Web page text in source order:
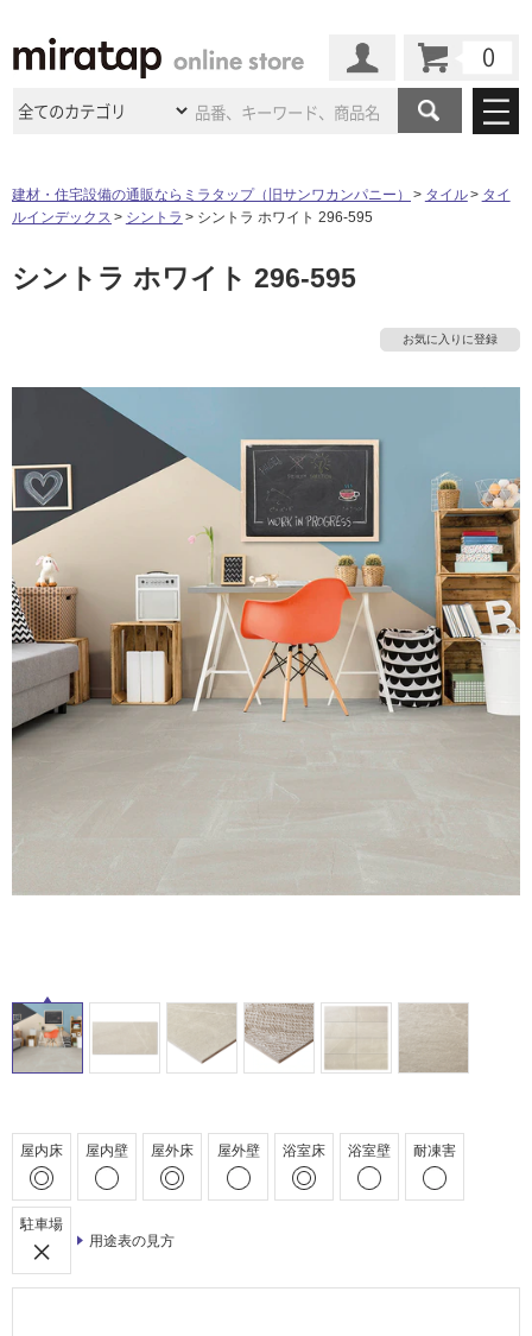
商品カテゴリ
キッチン
トイレ
扉
エクステリア（外構）
フローリング・
収納 インテリア・ 家具
照明 ペット用品
内装用建材 パネル・壁材
ロートアイアン 天然石・石材
メンテナンス・ 施工材
施工事例
施工事例 法人案件納入事例
インタビュー
店舗・施設事例
ショールーム
ショールーム
ショールーム
名古屋 ショールーム 京都ショールーム
福岡ショールーム 札幌スマート
ショールー
ム
横浜スマートショールー
ム
ウェルビーみのおHDC
サポート
ご利用ガイド 初めての方へ
よくある質問 お問い合わせ
修理お問い合わせ クレーム公開
説明書・図面検索 水まわり3年保証
お役立ち情報 住まいのスタイリング
アイデア
ミラタップ
オンライン相談
ミラタップと創る家
ASOLIE
工事会社紹介
Coziコンシ
ェルジュ
自分らしい家づくり
SUVACO
最高のリノベ会社がみつ
かる
リノベりす
建材・住宅設備の通販ならミラタップ（旧サンワカンパニー） タイル
タイ
ルインデックス
シントラ シントラ ホワイト 296-595
シントラ ホワイト 296-595
お気に入りに登録
屋内床 屋内壁 屋外床 屋外壁 浴室床 浴室壁 耐凍害
駐車場
用途表の見方
タ
イ
床・
浴
車
場
常